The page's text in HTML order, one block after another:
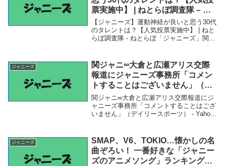
票実施中】 | ねとらぼ調査隊 – ね
とらぼ
【ジャニーズ】運動神経が良いと思う30代
のタレントは？【人気投票実施中】 | ねと
らぼ調査隊 - ねとらぼ「ジャニーズ」関連
ねとらぼ調査隊 - ねとらぼ 【ジ...
ジャニーズ
関ジャニ∞大倉と広瀬アリス交際
報道にジャニーズ事務所「コメン
トすることはございません」（デ
イリースポーツ） – Yahoo!ニュー
ス – Yahoo!ニュース
関ジャニ∞大倉と広瀬アリス交際報道にジ
ャニーズ事務所「コメントすることはござ
いません」（デイリースポーツ） - Yahoo!
報道にジャニーズ事務所「コメン...
ジャニーズ
SMAP、V6、TOKIO…懐かしの名
曲ぞろい！ 一番好きな「ジャニー
ズのアニメソング」ランキング【4